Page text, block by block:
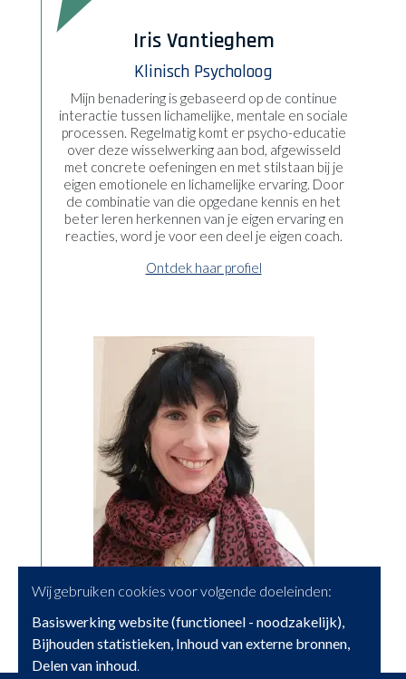
Iris Vantieghem
Klinisch Psycholoog
Mijn benadering is gebaseerd op de continue
interactie tussen lichamelijke, mentale en sociale
processen. Regelmatig komt er psycho-educatie
over deze wisselwerking aan bod, afgewisseld
met concrete oefeningen en met stilstaan bij je
eigen emotionele en lichamelijke ervaring. Door
de combinatie van die opgedane kennis en het
beter leren herkennen van je eigen ervaring en
reacties, word je voor een deel je eigen coach.
Ontdek haar profiel
Wij gebruiken cookies voor volgende doeleinden:
Basiswerking website (functioneel - noodzakelijk),
Bijhouden statistieken, Inhoud van externe bronnen,
Delen van inhoud.